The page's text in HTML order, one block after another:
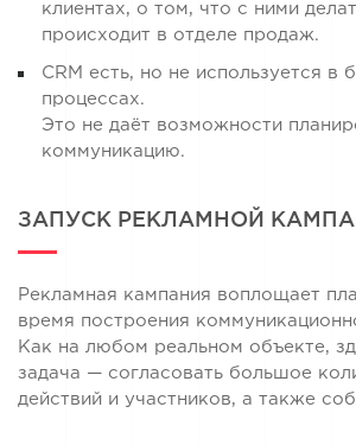
клиентах, о том, что с ними
происходит в отделе продаж.
CRM
есть, но не используется в
процессах.
Это не даёт возможности
коммуникацию.
ЗАПУСК РЕКЛАМНОЙ
Рекламная кампания воплощает
время построения
Как на любом реальном объекте,
задача — согласовать большое
действий и участников, а также